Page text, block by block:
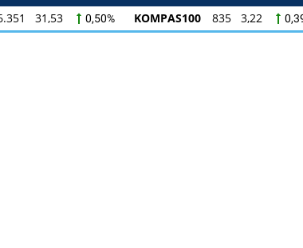
31,53 0,50% KOMPAS100 835 3,22
31,53 0,50% KOMPAS100 835 3,22